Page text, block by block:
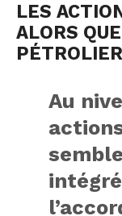
LES
ALORS
Au